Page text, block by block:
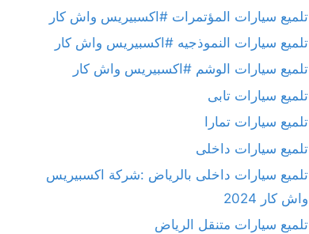
تلميع سيارات المؤتمرات #اكسبيريس واش كار
تلميع سيارات النموذجيه #اكسبيريس واش كار
تلميع سيارات الوشم #اكسبيريس واش كار
تلميع سيارات تابى
تلميع سيارات تمارا
تلميع سيارات داخلى
تلميع سيارات داخلى بالرياض :شركة اكسبيريس
واش كار 2024
تلميع سيارات متنقل الرياض